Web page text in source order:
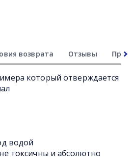
возврата Отзывы Прочее
который отверждается
водой
токсичны и абсолютно